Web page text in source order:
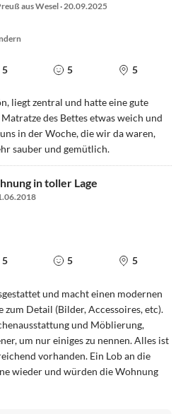
aus Wesel · 20.09.2025
5 5 5
liegt zentral und hatte eine gute
des Bettes etwas weich und
in der Woche, die wir da waren,
sauber und gemütlich.
in toller Lage
5 5 5
und macht einen modernen
zum Detail (Bilder, Accessoires, etc).
und Möblierung,
um nur einiges zu nennen. Alles ist
vorhanden. Ein Lob an die
wieder und würden die Wohnung